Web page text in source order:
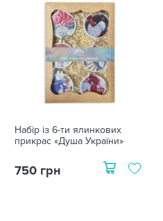
Набір із 6-ти ялинкових
прикрас «Душа України»
750 грн